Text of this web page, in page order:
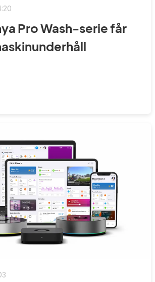
Pro Wash-serie får